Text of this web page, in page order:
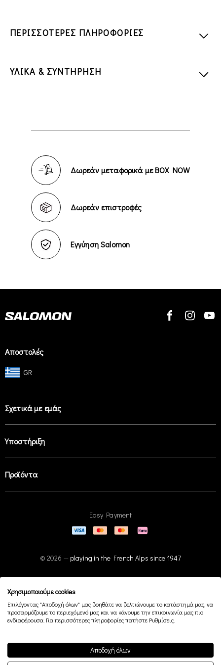
ΠΕΡΙΣΣΟΤΕΡΕΣ ΠΛΗΡΟΦΟΡΙΕΣ
ΥΛΙΚΑ & ΣΥΝΤΗΡΗΣΗ
Δωρεάν μεταφορικά με BOX NOW
Δωρεάν επιστροφές
Εγγύηση Salomon
Αποστολές
GR
Σχετικά με εμάς
Υποστήριξη
Προϊόντα
Easy Payment
© 2026 — playing in the French Alps since 1947
Χρησιμοποιούμε cookies
Επιλέγοντας "Αποδοχή όλων" μας βοηθάτε να βελτιώνουμε το κατάστημά μας, να
προσαρμόζουμε το περιεχόμενό μας και να κάνουμε την επικοινωνία μας πιο
ενδιαφέρουσα. Για περισσότερες πληροφορίες πατήστε Ρυθμίσεις.
Αποδοχή όλων